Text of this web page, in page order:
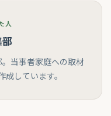
人
当事者家庭への取材
しています。